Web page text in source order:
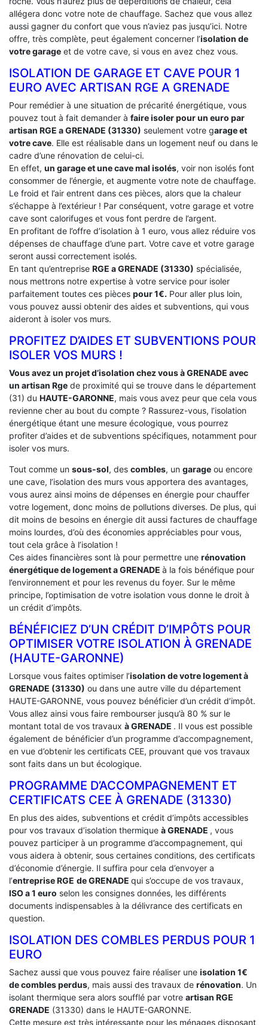
allégera donc votre note de chauffage. Sachez que vous allez
aussi gagner du confort que vous n’aviez pas jusqu’ici. Notre
offre, très complète, peut également concerner l’isolation de
votre garage et de votre cave, si vous en avez chez vous.
ISOLATION DE GARAGE ET CAVE POUR 1
EURO AVEC ARTISAN RGE A GRENADE
Pour remédier à une situation de précarité énergétique, vous
pouvez tout à fait demander à faire isoler pour un euro par
artisan RGE a GRENADE (31330) seulement votre garage et
votre cave. Elle est réalisable dans un logement neuf ou dans le
cadre d’une rénovation de celui-ci.
En effet, un garage et une cave mal isolés, voir non isolés font
consommer de l’énergie, et augmente votre note de chauffage.
Le froid et l’air entrent dans ces pièces, alors que la chaleur
s’échappe à l’extérieur ! Par conséquent, votre garage et votre
cave sont calorifuges et vous font perdre de l’argent.
En profitant de l’offre d’isolation à 1 euro, vous allez réduire vos
dépenses de chauffage d’une part. Votre cave et votre garage
seront aussi correctement isolés.
En tant qu’entreprise RGE a GRENADE (31330) spécialisée,
nous mettrons notre expertise à votre service pour isoler
parfaitement toutes ces pièces pour 1€. Pour aller plus loin,
vous pouvez aussi obtenir des aides et subventions, qui vous
aideront à isoler vos murs.
PROFITEZ D’AIDES ET SUBVENTIONS POUR
ISOLER VOS MURS !
Vous avez un projet d’isolation chez vous à GRENADE avec
un artisan Rge de proximité qui se trouve dans le département
(31) du HAUTE-GARONNE, mais vous avez peur que cela vous
revienne cher au bout du compte ? Rassurez-vous, l’isolation
énergétique étant une mesure écologique, vous pourrez
profiter d’aides et de subventions spécifiques, notamment pour
isoler vos murs.
Tout comme un sous-sol, des combles, un garage ou encore
une cave, l’isolation des murs vous apportera des avantages,
vous aurez ainsi moins de dépenses en énergie pour chauffer
votre logement, donc moins de pollutions diverses. De plus, qui
dit moins de besoins en énergie dit aussi factures de chauffage
moins lourdes, d’où des économies appréciables pour vous,
tout cela grâce à l’isolation !
Ces aides financières sont là pour permettre une rénovation
énergétique de logement aGRENADE à la fois bénéfique pour
l’environnement et pour les revenus du foyer. Sur le même
principe, l’optimisation de votre isolation vous donne le droit à
un crédit d’impôts.
BÉNÉFICIEZ D’UN CRÉDIT D’IMPÔTS POUR
OPTIMISER VOTRE ISOLATION À ‎GRENADE
(HAUTE-GARONNE)
Lorsque vous faites optimiser l’isolation de votre logement à
GRENADE (31330) ou dans une autre ville du département
HAUTE-GARONNE, vous pouvez bénéficier d’un crédit d’impôt.
Vous allez ainsi vous faire rembourser jusqu’à 80 % sur le
montant total de vos travaux à GRENADE . Il vous est possible
également de bénéficier d’un programme d’accompagnement,
en vue d’obtenir les certificats CEE, prouvant que vos travaux
sont faits dans un but écologique.
PROGRAMME D’ACCOMPAGNEMENT ET
CERTIFICATS CEE À ‎GRENADE (31330)
En plus des aides, subventions et crédit d’impôts accessibles
pour vos travaux d’isolation thermique à GRENADE , vous
pouvez participer à un programme d’accompagnement, qui
vous aidera à obtenir, sous certaines conditions, des certificats
d’économie d’énergie. Il suffira pour cela d’envoyer a
l’entreprise RGE de GRENADE qui s’occupe de vos travaux,
ISO a 1 euro selon les consignes données, les différents
documents indispensables à la délivrance des certificats en
question.
ISOLATION DES COMBLES PERDUS POUR 1
EURO
Sachez aussi que vous pouvez faire réaliser une isolation 1€
de combles perdus, mais aussi des travaux de rénovation. Un
isolant thermique sera alors soufflé par votre artisan RGE
GRENADE (31330) dans le HAUTE-GARONNE.
Cette mesure est très intéressante pour les ménages disposant